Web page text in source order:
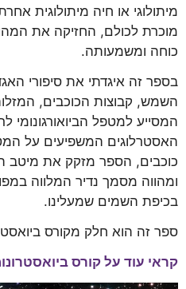
מיתולוגי או חיה מיתולוגית
מוכרת לכולם, החזיקה את
כוחה ומשמעותה.
בספר זה איגדתי את סיפורי
השמש, קבוצות הכוכבים,
המסייע למטפל הביואורגונומי
האסטרלוגים המשפיעים על
כוכבים, הספר מזקק את מיטב
ומהווה מסמך נדיר המלווה
בכיפת השמים שמעלינו.
ספר זה הוא חלק מקורס
קראי עוד על קורס